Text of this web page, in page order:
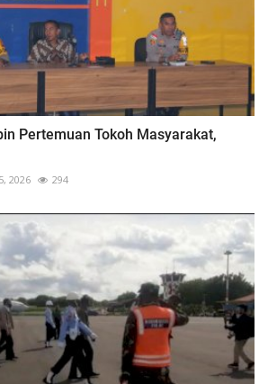
Pertemuan Tokoh Masyarakat,
2026 294